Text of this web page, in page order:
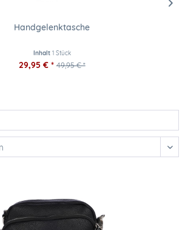
Handgelenktasche
Inhalt 1 Stück
29,95 € * 49,95 € *